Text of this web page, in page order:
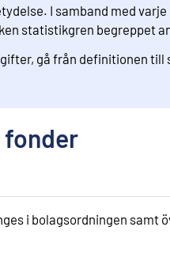
I samband med
statistikgren begreppet
gå från definitionen
fonder
i bolagsordningen samt